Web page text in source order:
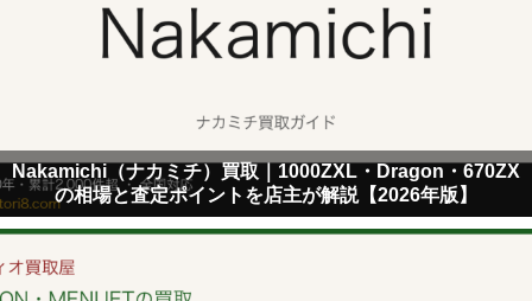
Nakamichi（ナカミチ）買取｜1000ZXL・Dragon・670ZX
の相場と査定ポイントを店主が解説【2026年版】